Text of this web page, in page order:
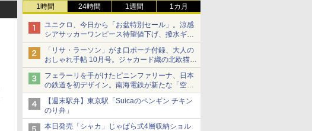
1時間 24時間 1週間 1カ月
ユニクロ、今日から「お盆特別セール」。涼感
シアサッカーワンピース待望値下げ、撥水ギア
ショーツは1990円に
「リサ・ラーソン」がま口ポーチ付録、大人の
おしゃれ手帖 10月号。ジャカード織の北欧猫デ
ザイン
フェラーリを手がけたピニンファリーナ、日本
の鉄道を初デザイン。南海電鉄が新たな「空港
特急」をなにわ筋線へ導入
【週末駅弁】東京駅「Suicaのペンギン チキン
のり弁」
本日発売「シャカ」じゃばら式4層収納ショル